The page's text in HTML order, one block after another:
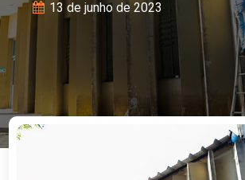
13 de junho de 2023